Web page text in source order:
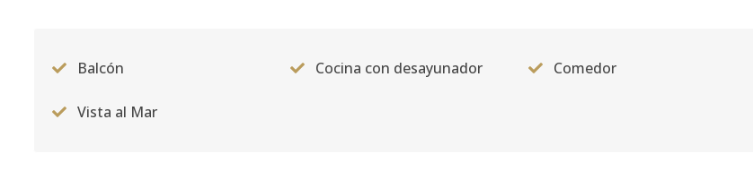
Balcón Cocina con desayunador Comedor
Vista al Mar